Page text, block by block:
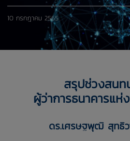
10 กรกฎาคม 2565
สรุปช่วงสนท
ผู้ว่าการธนาคารแห่
ดร.เศรษฐพุฒิ สุทธิ